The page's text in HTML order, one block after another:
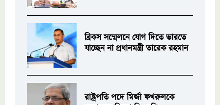
ব্রিকস সম্মেলনে যোগ দিতে ভারতে
যাচ্ছেন না প্রধানমন্ত্রী তারেক রহমান
রাষ্ট্রপতি পদে মির্জা ফখরুলকে